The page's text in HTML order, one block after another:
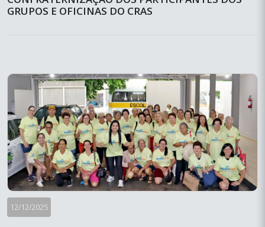
GRUPOS E OFICINAS DO CRAS
12/12/2025